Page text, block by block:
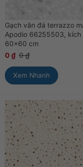
Gạch vân đá terrazzo
Apodio 66255503, kích
60×60 cm
0 ₫ 0₫
Xem Nhanh